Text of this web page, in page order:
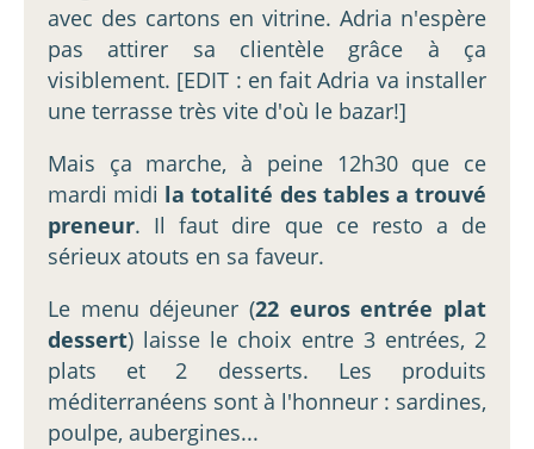
avec des cartons en vitrine. Adria n'espère
pas attirer sa clientèle grâce à ça
visiblement. [EDIT : en fait Adria va installer
une terrasse très vite d'où le bazar!]
Mais ça marche, à peine 12h30 que ce
mardi midi la totalité des tables a trouvé
preneur. Il faut dire que ce resto a de
sérieux atouts en sa faveur.
Le menu déjeuner (22 euros entrée plat
dessert) laisse le choix entre 3 entrées, 2
plats et 2 desserts. Les produits
méditerranéens sont à l'honneur : sardines,
poulpe, aubergines...